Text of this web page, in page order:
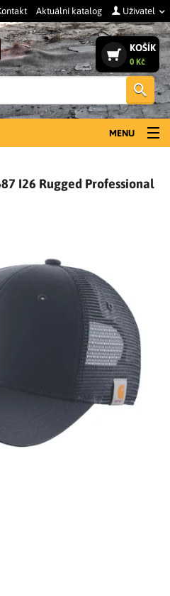
Aktuální katalog Uživatel
KOŠÍK
0 Kč
MENU
I26 Rugged Professional